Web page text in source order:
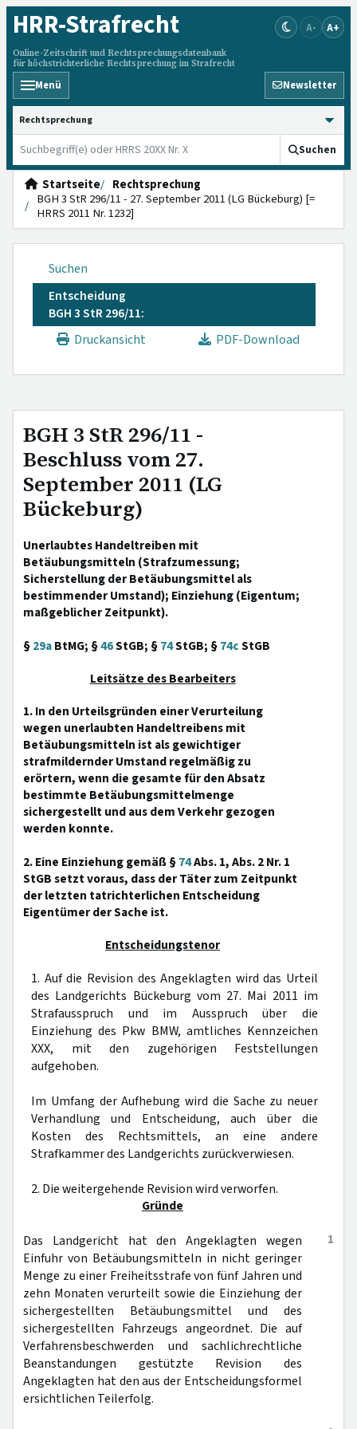
HRR-Strafrecht
Online-Zeitschrift und Rechtsprechungsdatenbank
für höchstrichterliche Rechtsprechung im Strafrecht
A- A+
Menü Newsletter
HRRS durchsuchen
Suchen
Startseite
Rechtsprechung
BGH 3 StR 296/11 - 27. September 2011 (LG Bückeburg) [=
HRRS 2011 Nr. 1232]
Suchen
Entscheidung
BGH 3 StR 296/11:
Druckansicht
PDF-Download
BGH 3 StR 296/11 -
Beschluss vom 27.
September 2011 (LG
Bückeburg)
Unerlaubtes Handeltreiben mit
Betäubungsmitteln (Strafzumessung;
Sicherstellung der Betäubungsmittel als
bestimmender Umstand); Einziehung (Eigentum;
maßgeblicher Zeitpunkt).
§29aBtMG; §46StGB; §74StGB; §74cStGB
Leitsätze des Bearbeiters
1. In den Urteilsgründen einer Verurteilung
wegen unerlaubten Handeltreibens mit
Betäubungsmitteln ist als gewichtiger
strafmildernder Umstand regelmäßig zu
erörtern, wenn die gesamte für den Absatz
bestimmte Betäubungsmittelmenge
sichergestellt und aus dem Verkehr gezogen
werden konnte.
2. Eine Einziehung gemäß §74Abs. 1, Abs. 2 Nr. 1
StGB setzt voraus, dass der Täter zum Zeitpunkt
der letzten tatrichterlichen Entscheidung
Eigentümer der Sache ist.
Entscheidungstenor
1. Auf die Revision des Angeklagten wird das Urteil
des Landgerichts Bückeburg vom 27. Mai 2011 im
Strafausspruch und im Ausspruch über die
Einziehung des Pkw BMW, amtliches Kennzeichen
XXX, mit den zugehörigen Feststellungen
aufgehoben.
Im Umfang der Aufhebung wird die Sache zu neuer
Verhandlung und Entscheidung, auch über die
Kosten des Rechtsmittels, an eine andere
Strafkammer des Landgerichts zurückverwiesen.
2. Die weitergehende Revision wird verworfen.
Gründe
1
Das Landgericht hat den Angeklagten wegen
Einfuhr von Betäubungsmitteln in nicht geringer
Menge zu einer Freiheitsstrafe von fünf Jahren und
zehn Monaten verurteilt sowie die Einziehung der
sichergestellten Betäubungsmittel und des
sichergestellten Fahrzeugs angeordnet. Die auf
Verfahrensbeschwerden und sachlichrechtliche
Beanstandungen gestützte Revision des
Angeklagten hat den aus der Entscheidungsformel
ersichtlichen Teilerfolg.